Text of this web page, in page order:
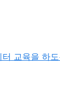
교육을 하